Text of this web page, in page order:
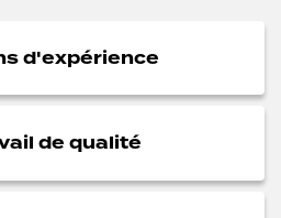
d'expérience
de qualité